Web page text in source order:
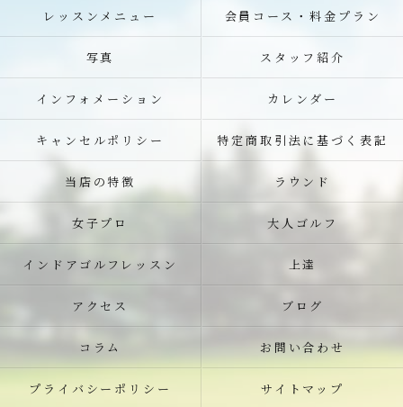
レッスンメニュー 会員コース・料金プラン
写真 スタッフ紹介
インフォメーション カレンダー
キャンセルポリシー 特定商取引法に基づく表記
当店の特徴 ラウンド
女子プロ 大人ゴルフ
インドアゴルフレッスン 上達
アクセス ブログ
コラム お問い合わせ
プライバシーポリシー サイトマップ